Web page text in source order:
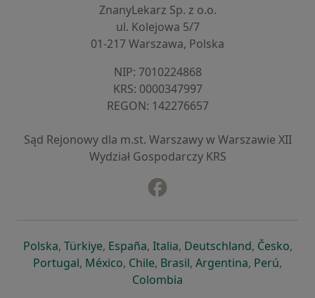
ZnanyLekarz Sp. z o.o.
ul. Kolejowa 5/7
01-217 Warszawa, Polska
NIP: ⁠7010224868
KRS: ⁠0000347997
REGON: ⁠142276657
Sąd Rejonowy dla m.st. Warszawy w Warszawie XII
Wydział Gospodarczy KRS
Polskaotwiera się w nowej karcie
, Türkiyeotwiera się w nowej karcie
, Españaotwiera się w nowej karcie
, Italiaotwiera się w nowej
, Deutschlandotwiera się
, Česko,
Portugalotwiera się w nowej karcie
, Méxicootwiera się w nowej karcie
, Chileotwiera się w nowej karcie
, Brasilotwiera się w nowej
, Argentinaotwiera się
, Perú,
Colombia